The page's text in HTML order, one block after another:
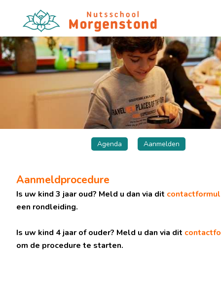
Agenda Aanmelden
Aanmeldprocedure
Is uw kind 3 jaar oud? Meld u dan via dit
een rondleiding.
Is uw kind 4 jaar of ouder? Meld u dan via dit
om de procedure te starten.